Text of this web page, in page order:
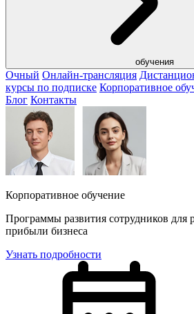
обучения
Очный Онлайн-трансляция
курсы по подписке Корпоративное
Блог Контакты
Корпоративное обучение
Программы развития сотрудников для
прибыли бизнеса
Узнать подробности